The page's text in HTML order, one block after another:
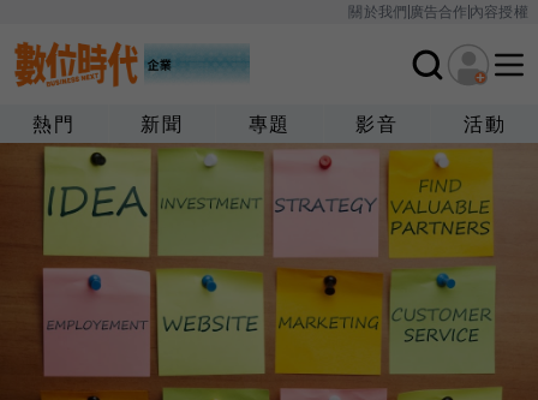
關於我們廣告合作內容授權
熱門 新聞 專題 影音 活動